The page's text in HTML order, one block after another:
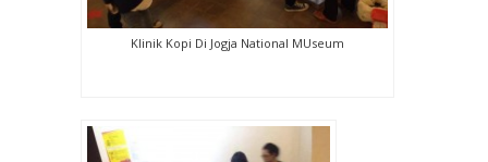
Klinik Kopi Di Jogja National MUseum